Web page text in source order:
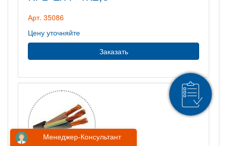
Арт. 35086
Цену уточняйте
Заказать